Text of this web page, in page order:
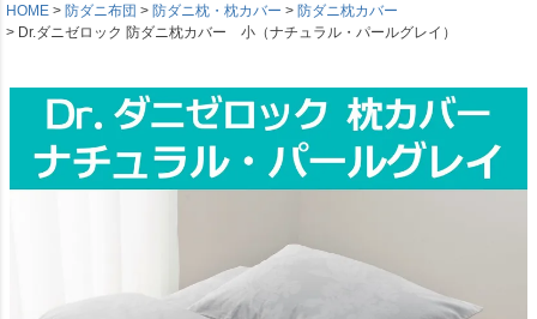
HOME 防ダニ布団 防ダニ枕・枕カバー
防ダニ枕カバー
Dr.ダニゼロック 防ダニ枕カバー 小（ナチュラル・パールグレイ）